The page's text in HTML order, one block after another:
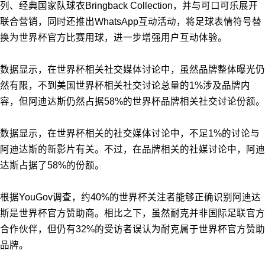
列、经典国家队球衣Bringback Collection，并与可口可乐展开
联合营销，同时还推出WhatsApp互动活动，将足球表情符号替
换为世界杯官方比赛用球，进一步增强用户互动体验。
数据显示，在世界杯相关社交媒体讨论中，虽然品牌整体曝光仍
然有限，不到美国世界杯相关社交讨论总量的1%涉及品牌内
容，但阿迪达斯仍然占据58%的世界杯品牌相关社交讨论份额。
数据显示，在世界杯相关的社交媒体讨论中，不足1%的讨论与
阿迪达斯的新影片有关。不过，在品牌相关的社媒讨论中，阿迪
达斯占据了58%的份额。
根据YouGov调查，约40%的世界杯关注者能够正确识别阿迪达
斯是世界杯官方赞助商。相比之下，虽然耐克并非国际足联官方
合作伙伴，但仍有32%的受访者误认为耐克属于世界杯官方赞助
品牌。